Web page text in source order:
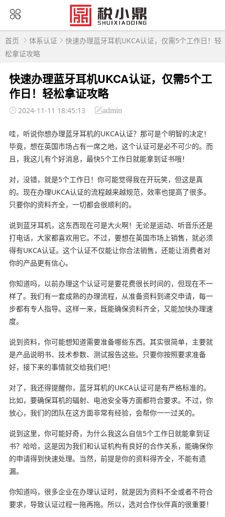
首页 体系认证
快速办理蓝牙耳机UKCA认证，仅需5个工作日！轻
松拿证攻略
快速办理蓝牙耳机UKCA认证，仅需5个工
作日！轻松拿证攻略
2024-11-11 18:45:13 admin
哇，听说你想办理蓝牙耳机的UKCA认证？那可是个明智的决定！
毕竟，想在英国市场占有一席之地，这个认证可是必不可少的。而
且，我这儿有个好消息，最快5个工作日就能拿到证书哦！
对，没错，就是5个工作日！你可能觉得我在开玩笑，但这是真
的。现在办理UKCA认证的流程越来越规范，效率也提高了很多。
只要你的资料齐全，一切都会很顺利的。
说到蓝牙耳机，这东西现在可是大火啊！无论是运动、听音乐还是
打电话，大家都喜欢用它。不过，要想在英国市场上销售，就必须
得有UKCA认证。这个认证不仅能让你合法销售，还能让消费者对
你的产品更有信心。
你知道吗，以前办理这个认证可是要花费很长时间的，但现在不一
样了。我们有一套成熟的办理流程，从准备资料到递交申请，每一
步都有专人指导。这样一来，既能确保资料齐全，又能加快办理速
度。
说到资料，你可能想知道需要准备哪些东西。其实很简单，主要就
是产品说明书、技术参数、测试报告这些。只要你按照要求准备
好，接下来的事情就交给我们吧！
对了，我还得提醒你，蓝牙耳机的UKCA认证可是有严格标准的。
比如，要确保耳机的辐射、电池安全等方面都符合要求。不过，你
放心，我们的团队在这方面非常有经验，会帮你一一过关的。
说到这里，你可能好奇，为什么我这么自信5个工作日就能拿到证
书？哈哈，这是因为我们和认证机构有良好的合作关系，能确保你
的申请得到快速处理。当然，前提是你的资料得齐全，不能有遗
漏。
你知道吗，很多企业在办理认证时，就是因为资料不全或者不符合
要求，导致认证过程一拖再拖。所以，选对合作伙伴真的很重要！